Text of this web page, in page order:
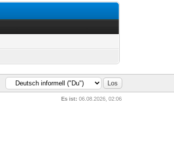
Es ist: 06.08.2026, 02:06